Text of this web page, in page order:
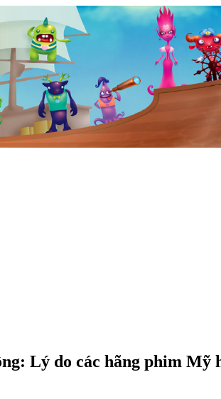
Lý do các hãng phim Mỹ